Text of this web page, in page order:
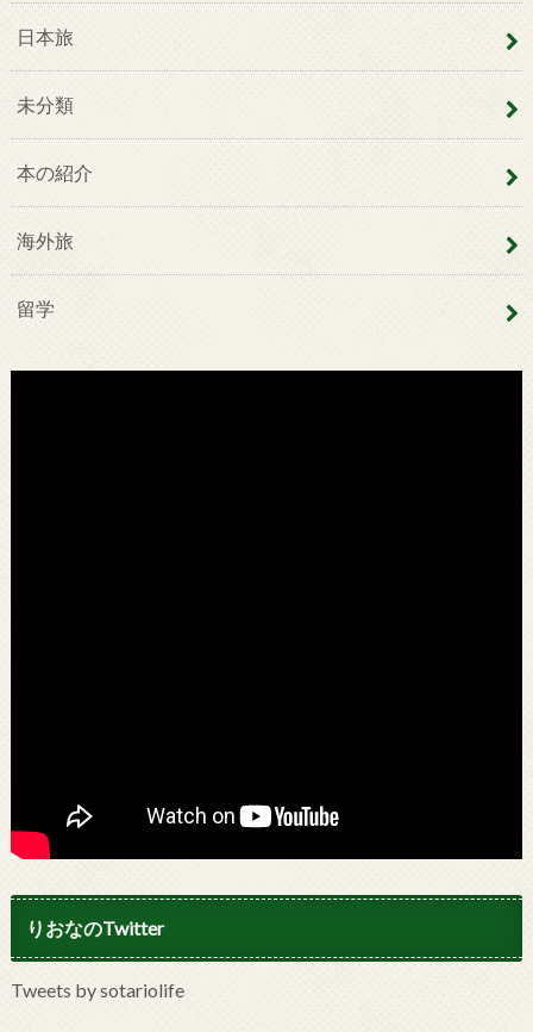
日本旅
未分類
本の紹介
海外旅
留学
りおなのTwitter
Tweets by sotariolife